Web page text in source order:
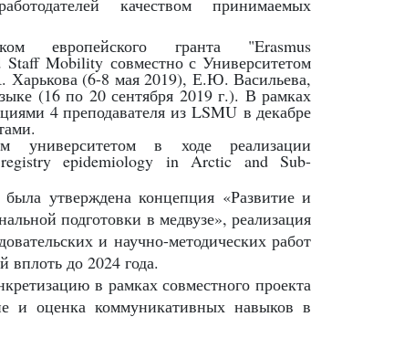
качеством принимаемых
европейского гранта "Erasmus
Staff Mobility совместно с Университетом
Харькова (6-8 мая 2019), Е.Ю. Васильева,
(16 по 20 сентября 2019 г.). В рамках
4 преподавателя изLSMU в декабре
в ходе реализации
epidemiology in Arctic and Sub-
утверждена концепция «Развитие и
подготовки в медвузе», реализация
и научно-методических работ
вплоть до 2024 года.
в рамках совместного проекта
и оценка коммуникативных навыков в